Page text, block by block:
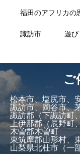
福田のアフリカの
諏訪市 遊び
ご
松本市、塩尻市、
諏訪市、岡谷市、
諏訪郡（下諏訪町
上伊那郡（辰野町
木曽郡木曽町
東筑摩郡山形村、
山梨県北杜市（一